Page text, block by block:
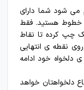
می شود شما دارای
خطوط هستید. فقط
چپ کرده تا نقاط
نقطه ی انتهایی
خود ادامه
دلخواهتان خواهد